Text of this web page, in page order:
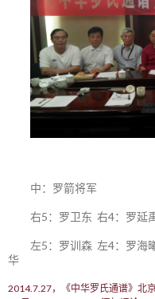
中：罗箭将军
右5：罗卫东 右4：罗延
左5：罗训森 左4：罗海
华
2014.7.27，《中华罗氏通谱》北